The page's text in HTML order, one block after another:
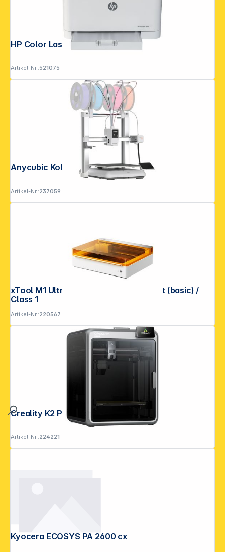
HP Color Laser 150 nw
Artikel-Nr.:521075
Anycubic Kobra X FDM 3D-Drucker
Artikel-Nr.:237059
xTool M1 Ultra 20W 4-in-1 Standard Kit (basic) /
Class 1
Artikel-Nr.:220567
Artikel-Nr.:224221
Kyocera ECOSYS PA 2600 cx